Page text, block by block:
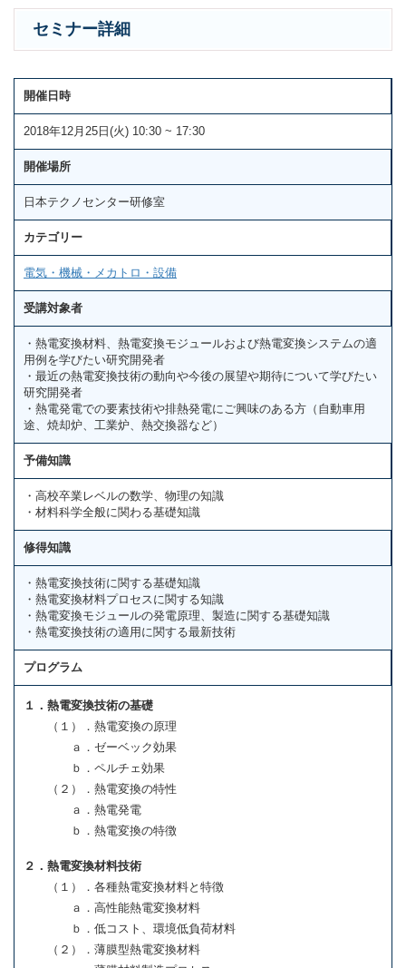
セミナー詳細
開催日時
2018年12月25日(火) 10:30 ~ 17:30
開催場所
日本テクノセンター研修室
カテゴリー
電気・機械・メカトロ・設備
受講対象者
・熱電変換材料、熱電変換モジュールおよび熱電変換システムの適
用例を学びたい研究開発者
・最近の熱電変換技術の動向や今後の展望や期待について学びたい
研究開発者
・熱電発電での要素技術や排熱発電にご興味のある方（自動車用
途、焼却炉、工業炉、熱交換器など）
予備知識
・高校卒業レベルの数学、物理の知識
・材料科学全般に関わる基礎知識
修得知識
・熱電変換技術に関する基礎知識
・熱電変換材料プロセスに関する知識
・熱電変換モジュールの発電原理、製造に関する基礎知識
・熱電変換技術の適用に関する最新技術
プログラム
１．熱電変換技術の基礎
（１）．熱電変換の原理
ａ．ゼーベック効果
ｂ．ペルチェ効果
（２）．熱電変換の特性
ａ．熱電発電
ｂ．熱電変換の特徴
２．熱電変換材料技術
（１）．各種熱電変換材料と特徴
ａ．高性能熱電変換材料
ｂ．低コスト、環境低負荷材料
（２）．薄膜型熱電変換材料